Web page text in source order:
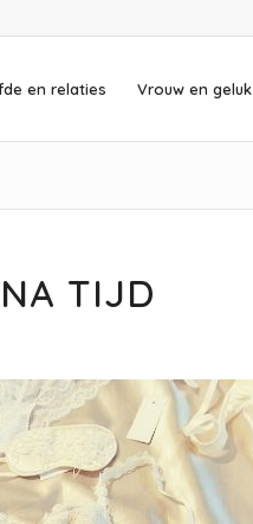
en relaties Vrouw en geluk
TIJD